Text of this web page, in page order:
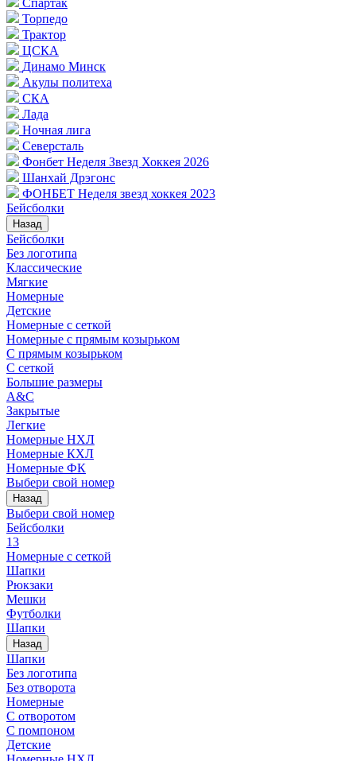
Спартак
Торпедо
Трактор
ЦСКА
Динамо Минск
Акулы политеха
СКА
Лада
Ночная лига
Северсталь
Фонбет Неделя Звезд Хоккея 2026
Шанхай Дрэгонс
ФОНБЕТ Неделя звезд хоккея 2023
Бейсболки
Назад
Бейсболки
Без логотипа
Классические
Мягкие
Номерные
Детские
Номерные с сеткой
Номерные с прямым козырьком
С прямым козырьком
С сеткой
Большие размеры
A&C
Закрытые
Легкие
Номерные НХЛ
Номерные КХЛ
Номерные ФК
Выбери свой номер
Назад
Выбери свой номер
Бейсболки
13
Номерные с сеткой
Шапки
Рюкзаки
Мешки
Футболки
Шапки
Назад
Шапки
Без логотипа
Без отворота
Номерные
С отворотом
С помпоном
Детские